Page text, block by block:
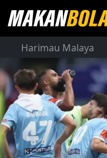
Harimau Malaya